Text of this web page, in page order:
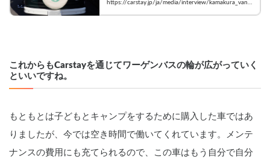
    #Carstay #VANLIFEJAPAN
#volkswagen #バンライフ #キャンプ
https://carstay.jp/ja/media/interview/kamakura_vans
hare
これからもCarstayを通じてワーゲンバスの輪が広がっていく
といいですね。
もともとは子どもとキャンプをするために購入した車ではあ
りましたが、今では空き時間で働いてくれています。メンテ
ナンスの費用にも充てられるので、この車はもう自分で自分